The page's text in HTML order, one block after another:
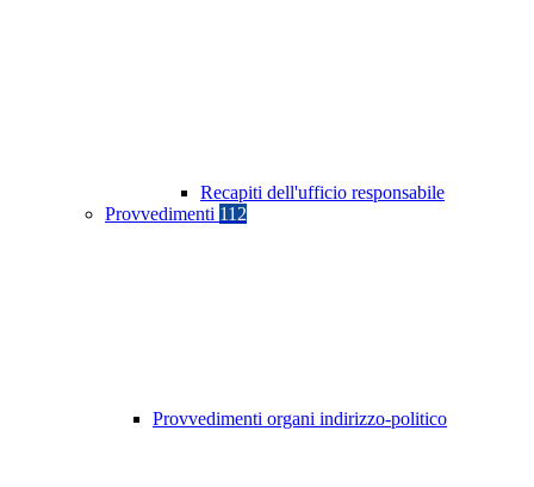
Recapiti dell'ufficio responsabile
Provvedimenti 112
Provvedimenti organi indirizzo-politico